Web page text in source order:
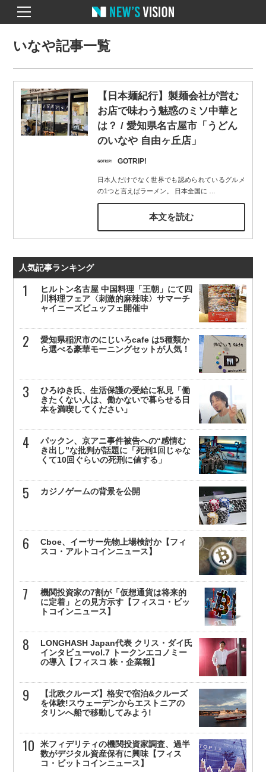
いなや記事一覧
【日本麺紀行】製麺会社が営む
お店で味わう魅惑のミソ中華と
は？ / 愛知県名古屋市「うどん
のいなや 自由ヶ丘店」
GOTRIP!
日本人だけでなく世界でも認められているグルメ
の1つと言えばラーメン。 日本全国に
本文を読む
人気記事ランキング
ヒルトン名古屋 中国料理「王朝」にて四
川料理フェア〈刺激的麻辣味〉サマーチ
ャイニーズビュッフェ開催中
愛知県稲沢市のにじいろcafe は5種類か
ら選べる豪華モーニングセットが人気！
ひろゆき氏、生活保護の受給に私見「働
きたくない人は、働かないで暮らせる日
本を満喫してください」
パックン、京アニ事件被告への“感情む
き出し”な批判が話題に「死刑1回じゃな
くて10回ぐらいの死刑に値する」
カジノゲームの背景を公開
Cboe、イーサー先物上場検討か【フィ
スコ・アルトコインニュース】
機関投資家の7割が「仮想通貨は将来的
に定着」との見方示す【フィスコ・ビッ
トコインニュース】
LONGHASH Japan代表 クリス・ダイ氏
インタビューvol.7 トークンエコノミー
の導入【フィスコ 株・企業報】
【北欧クルーズ】格安で宿泊&クルーズ
を体験!スウェーデンからエストニアの
タリンへ船で移動してみよう!
米フィデリティの機関投資家調査、過半
数がデジタル資産保有に興味【フィス
コ・ビットコインニュース】